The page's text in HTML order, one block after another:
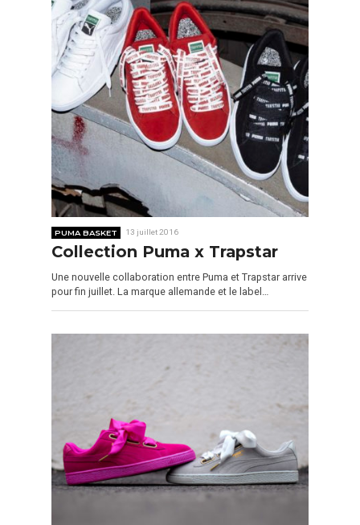
PUMA BASKET 13 juillet 2016
Collection Puma x Trapstar
Une nouvelle collaboration entre Puma et Trapstar arrive
pour fin juillet. La marque allemande et le label…